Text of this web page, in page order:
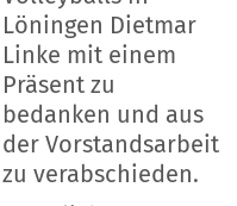
Löningen Dietmar
Linke mit einem
Präsent zu
bedanken und aus
der Vorstandsarbeit
zu verabschieden.